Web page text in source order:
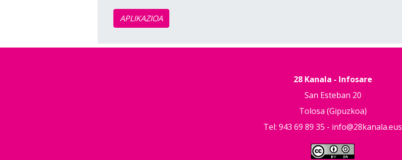
APLIKAZIOA
28 Kanala - Infosare
San Esteban 20
Tolosa (Gipuzkoa)
Tel: 943 69 89 35 - info@28kanala.eus